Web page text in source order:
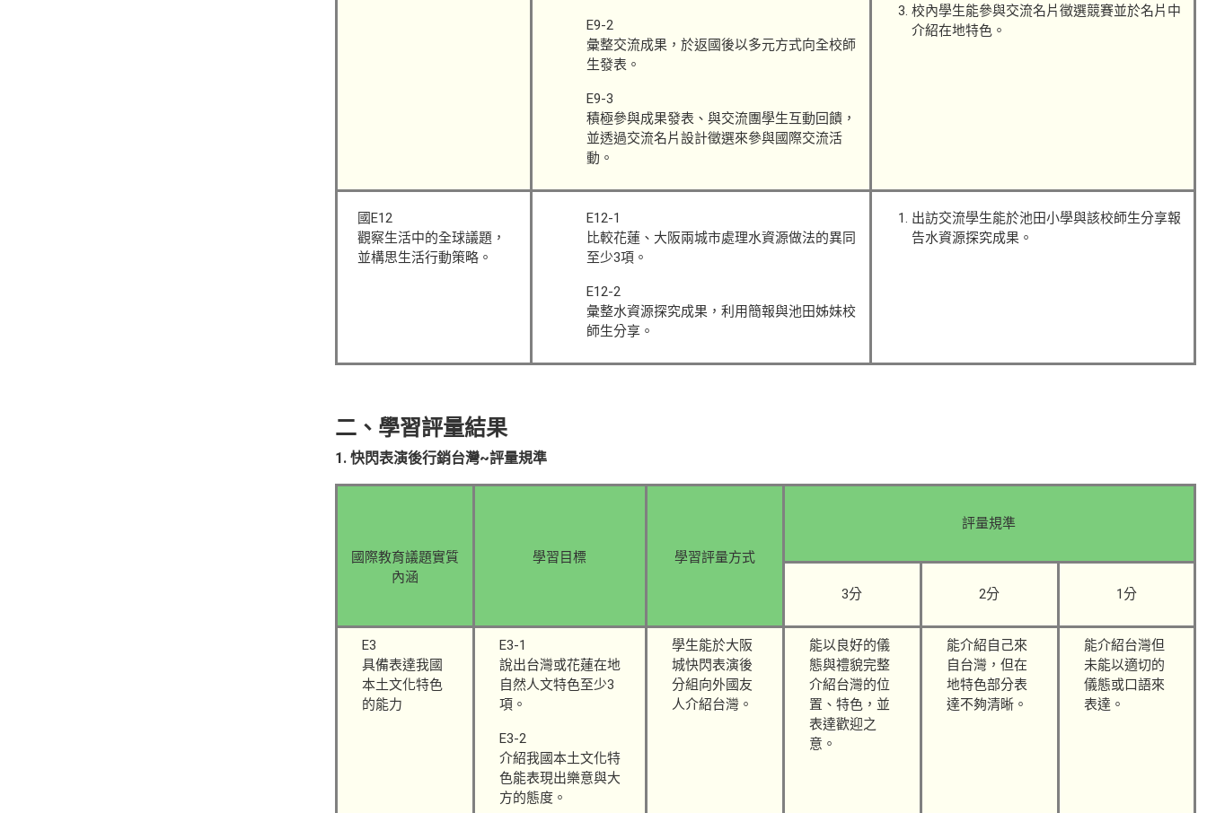
E9-2
彙整交流成果，於返國後以多元方式向全校師
生發表。
E9-3
積極參與成果發表、與交流團學生互動回饋，
並透過交流名片設計徵選來參與國際交流活
動。
校內學生能參與交流名片徵選競賽並於名片中
介紹在地特色。
國E12
觀察生活中的全球議題，
並構思生活行動策略。
E12-1
比較花蓮、大阪兩城市處理水資源做法的異同
至少3項。
E12-2
彙整水資源探究成果，利用簡報與池田姊妹校
師生分享。
出訪交流學生能於池田小學與該校師生分享報
告水資源探究成果。
二、學習評量結果
1. 快閃表演後行銷台灣~評量規準
國際教育議題實質
內涵
學習目標 學習評量方式
評量規準
3分 2分 1分
E3
具備表達我國
本土文化特色
的能力
E3-1
說出台灣或花蓮在地
自然人文特色至少3
項。
E3-2
介紹我國本土文化特
色能表現出樂意與大
方的態度。
學生能於大阪
城快閃表演後
分組向外國友
人介紹台灣。
能以良好的儀
態與禮貌完整
介紹台灣的位
置、特色，並
表達歡迎之
意。
能介紹自己來
自台灣，但在
地特色部分表
達不夠清晰。
能介紹台灣但
未能以適切的
儀態或口語來
表達。